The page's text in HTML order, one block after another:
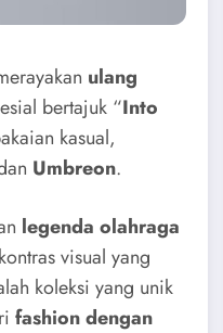
ulang
bertajuk “Into
kasual,
Umbreon.
legenda olahraga
visual yang
koleksi yang unik
fashion dengan